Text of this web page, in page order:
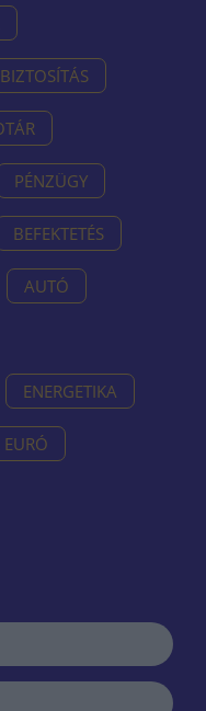
BIZTOSÍTÁS
PÉNZÜGY
BEFEKTETÉS
AUTÓ
ENERGETIKA